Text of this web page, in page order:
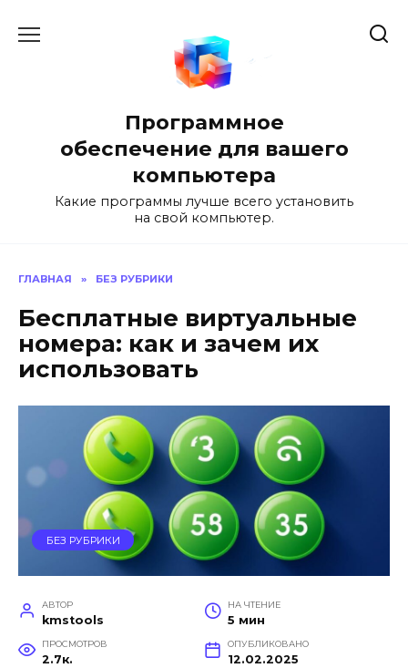
Программное
обеспечение для вашего
компьютера
Какие программы лучше всего установить
на свой компьютер.
ГЛАВНАЯ » БЕЗ РУБРИКИ
Бесплатные виртуальные
номера: как и зачем их
использовать
БЕЗ РУБРИКИ
АВТОР
kmstools
НА ЧТЕНИЕ
5 мин
ПРОСМОТРОВ
2.7к.
ОПУБЛИКОВАНО
12.02.2025